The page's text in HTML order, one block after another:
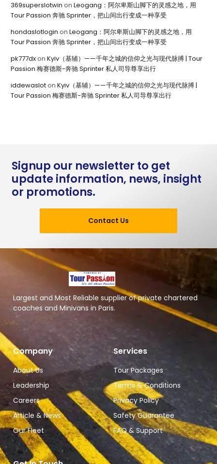
369superslotwin onLeogang：阿尔卑斯山脚下的灵感之地，用
Tour Passion 奔驰 Sprinter，把山间出行变成一种享受
hondaslotlogin onLeogang：阿尔卑斯山脚下的灵感之地，用
Tour Passion 奔驰 Sprinter，把山间出行变成一种享受
pk777dxonKyiv（基辅）——千年之城的信仰之光与现代脉搏 | Tour
Passion 梅赛德斯-奔驰 Sprinter 私人司导尊享出行
iddewaslotonKyiv（基辅）——千年之城的信仰之光与现代脉搏 |
Tour Passion 梅赛德斯-奔驰 Sprinter 私人司导尊享出行
Signup our newsletter to get
update information, news, insight
or promotions.
Contact Us
Largest and Most Reliable supplier of private chartered
coaches and Minivans in Paris.
Company
About Us
Leadership
Careers
Article & News
Our Fleet
Services
Tour Packages
Terms & Conditions
Privacy Policy
Safety Guarantee
FAQ & Support